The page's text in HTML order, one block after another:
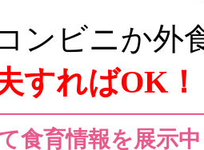
ンビニか外
すればOK！
食育情報を展示